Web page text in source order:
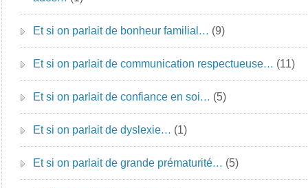
Et si on parlait de bonheur familial… (9)
Et si on parlait de communication respectueuse… (11)
Et si on parlait de confiance en soi… (5)
Et si on parlait de dyslexie… (1)
Et si on parlait de grande prématurité… (5)